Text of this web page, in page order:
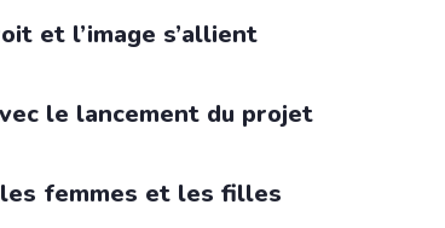
et l’image s’allient
le lancement du projet
les femmes et les filles